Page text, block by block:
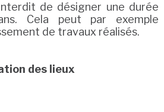
de désigner une durée
Cela peut par exemple
de travaux réalisés.
des lieux